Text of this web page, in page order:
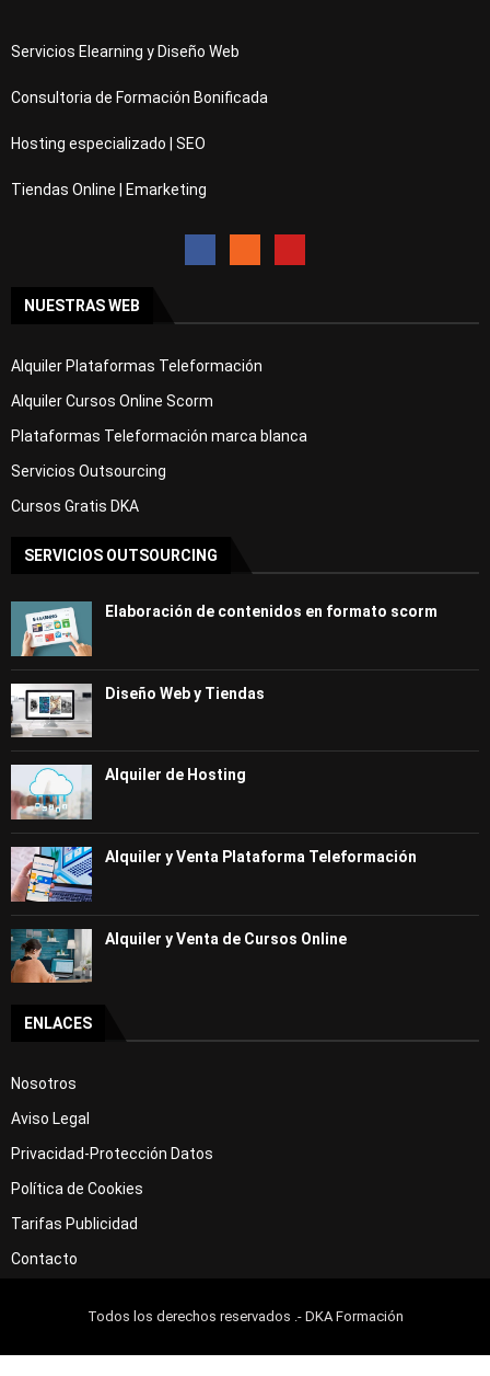
Servicios Elearning y Diseño Web
Consultoria de Formación Bonificada
Hosting especializado | SEO
Tiendas Online | Emarketing
NUESTRAS WEB
Alquiler Plataformas Teleformación
Alquiler Cursos Online Scorm
Plataformas Teleformación marca blanca
Servicios Outsourcing
Cursos Gratis DKA
SERVICIOS OUTSOURCING
Elaboración de contenidos en formato scorm
Diseño Web y Tiendas
Alquiler de Hosting
Alquiler y Venta Plataforma Teleformación
Alquiler y Venta de Cursos Online
ENLACES
Nosotros
Aviso Legal
Privacidad-Protección Datos
Política de Cookies
Tarifas Publicidad
Contacto
Todos los derechos reservados .- DKA Formación